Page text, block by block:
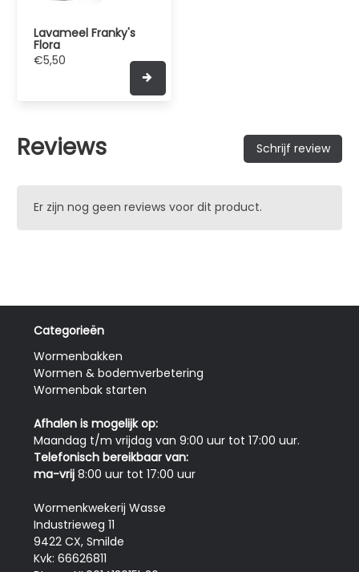
Lavameel Franky's
Flora
€5,50
Reviews Schrijf review
Er zijn nog geen reviews voor dit product.
Categorieën
Wormenbakken
Wormen & bodemverbetering
Wormenbak starten
Afhalen is mogelijk op:
Maandag t/m vrijdag van 9:00 uur tot 17:00 uur.
Telefonisch bereikbaar van:
ma-vrij 8:00 uur tot 17:00 uur
Wormenkwekerij Wasse
Industrieweg 11
9422 CX, Smilde
Kvk: 66626811